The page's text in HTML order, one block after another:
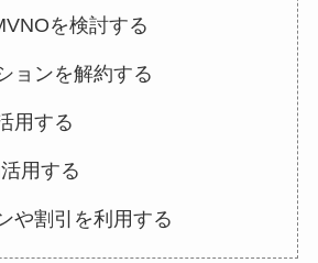
を検討する
ョンを解約する
用する
用する
や割引を利用する